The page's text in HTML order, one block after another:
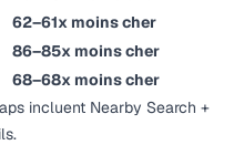
62–61x moins cher
86–85x moins cher
68–68x moins cher
incluent Nearby Search +